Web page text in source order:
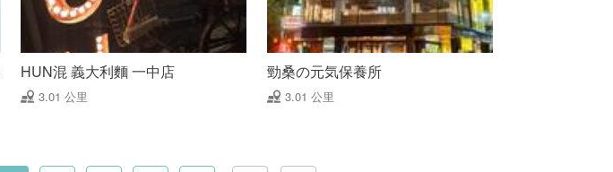
HUN混 義大利麵 一中店
3.01 公里
勁桑の元気保養所
3.01 公里